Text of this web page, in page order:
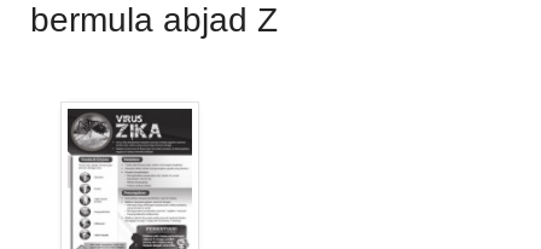
bermula abjad Z